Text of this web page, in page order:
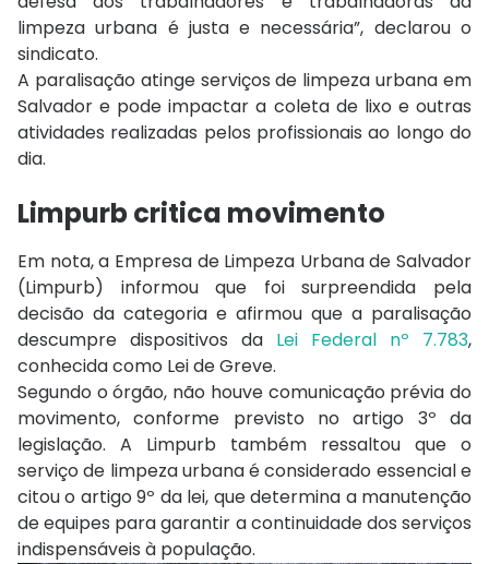
limpeza urbana é justa e necessária”, declarou o
sindicato.
A paralisação atinge serviços de limpeza urbana em
Salvador e pode impactar a coleta de lixo e outras
atividades realizadas pelos profissionais ao longo do
dia.
Limpurb critica movimento
Em nota, a Empresa de Limpeza Urbana de Salvador
(Limpurb) informou que foi surpreendida pela
decisão da categoria e afirmou que a paralisação
descumpre dispositivos da Lei Federal nº 7.783,
conhecida como Lei de Greve.
Segundo o órgão, não houve comunicação prévia do
movimento, conforme previsto no artigo 3º da
legislação. A Limpurb também ressaltou que o
serviço de limpeza urbana é considerado essencial e
citou o artigo 9º da lei, que determina a manutenção
de equipes para garantir a continuidade dos serviços
indispensáveis à população.